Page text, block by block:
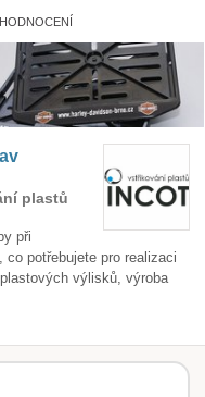
HODNOCENÍ
plastů
při
potřebujete pro realizaci
výlisků, výroba